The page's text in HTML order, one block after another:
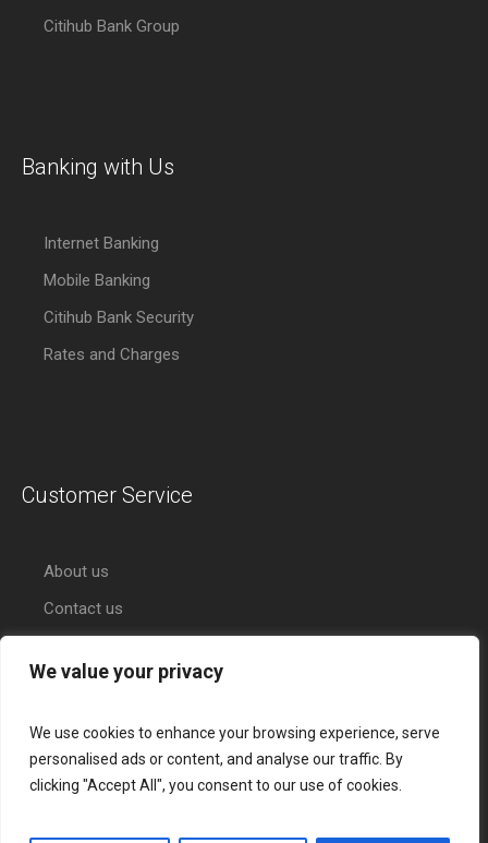
We value your privacy
We use cookies to enhance your browsing experience, serve
personalised ads or content, and analyse our traffic. By
clicking "Accept All", you consent to our use of cookies.
Citihub Bank Group
Banking with Us
Internet Banking
Mobile Banking
Citihub Bank Security
Rates and Charges
Customer Service
About us
Contact us
Contact Us